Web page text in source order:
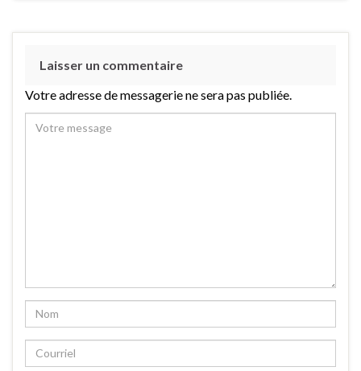
Laisser un commentaire
Votre adresse de messagerie ne sera pas publiée.